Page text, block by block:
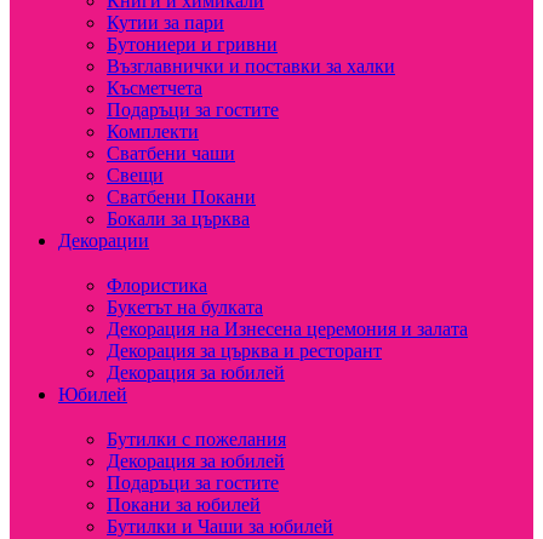
Кутии за пари
Бутониери и гривни
Възглавнички и поставки за халки
Късметчета
Подаръци за гостите
Комплекти
Сватбени чаши
Свещи
Сватбени Покани
Бокали за църква
Декорации
Флористика
Букетът на булката
Декорация на Изнесена церемония и залата
Декорация за църква и ресторант
Декорация за юбилей
Юбилей
Бутилки с пожелания
Декорация за юбилей
Подаръци за гостите
Покани за юбилей
Бутилки и Чаши за юбилей